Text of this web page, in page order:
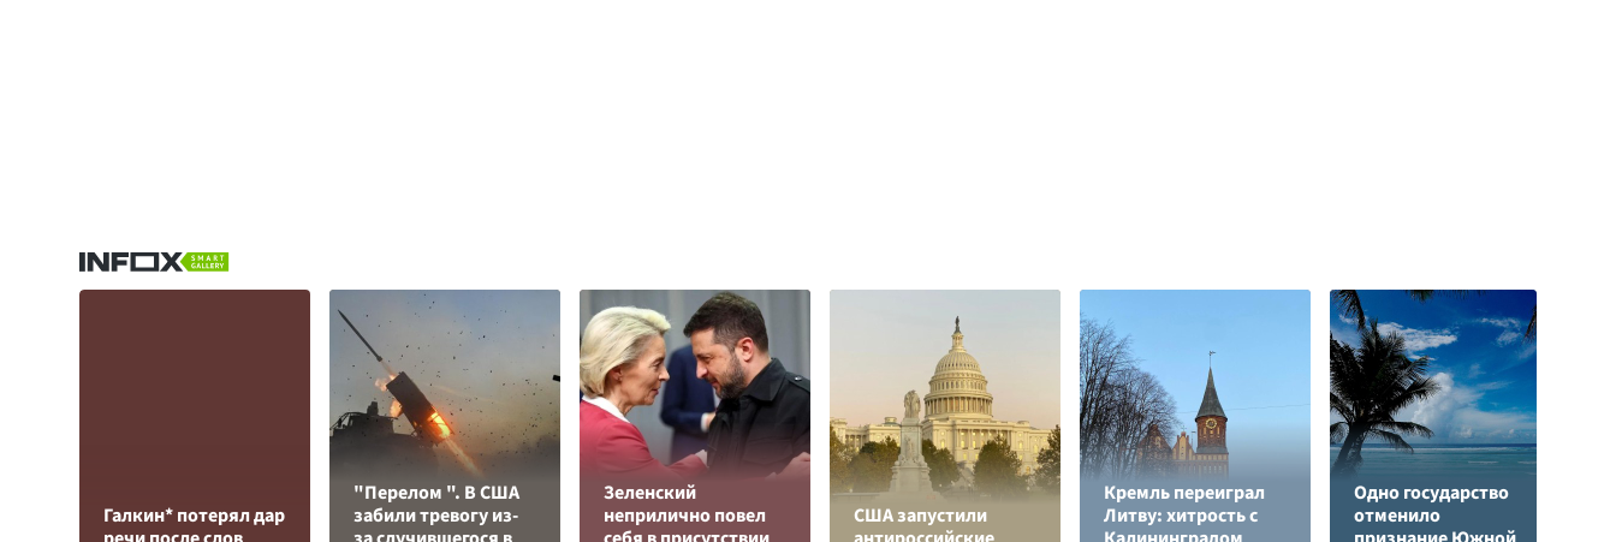
Галкин* потерял дар
"Перелом ". В США
забили тревогу из-
Зеленский
неприлично повел
США запустили
Кремль переиграл
Литву: хитрость с
Одно государство
отменило